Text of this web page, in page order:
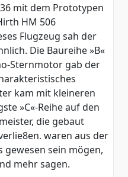
mit dem Prototypen
HM 506
Flugzeug sah der
Die Baureihe »B«
Sternmotor gab der
kam mit kleineren
»C«-Reihe auf den
die gebaut
waren aus der
gewesen sein mögen,
mehr sagen.